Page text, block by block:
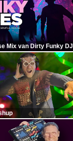
Mix van Dirty Funky DJ